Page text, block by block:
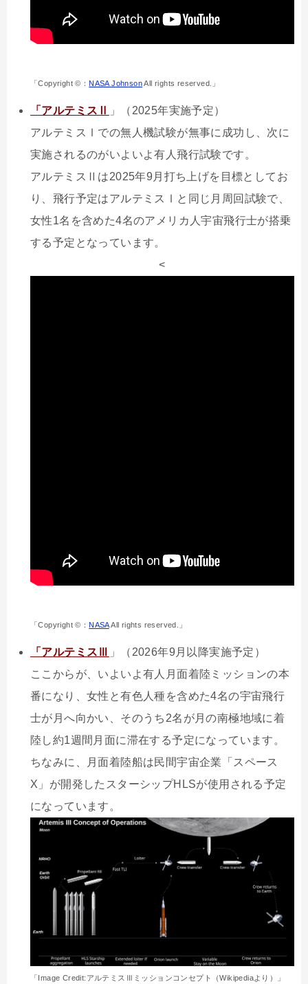
「Copyright ©：NASA JohnsonAll rights reserved.」
「アルテミスⅡ
」（2025年実施予定）
アルテミスⅠでの無人機試験が無事に成功し、次に
実施されるのがいよいよ有人飛行試験です。
アルテミスⅡは2025年9月打ち上げを目標としてお
り、飛行予定はアルテミスⅠと同じ月周回試験で、
女性1名を含めた4名のアメリカ人宇宙飛行士が搭乗
する予定となっています。
<
「Copyright ©：NASAAll rights reserved.」
「アルテミスⅢ
」（2026年9月以降実施予定）
ここからが、いよいよ有人月面着陸ミッションの本
番になり、女性と有色人種を含めた4名の宇宙飛行
士が月へ向かい、そのうち2名が月の南極地域に着
陸し約1週間月面に滞在する予定になっています。
ちなみに、月面着陸船は民間宇宙企業「スペース
X」が開発したスターシップHLSが使用される予定
になっています。
「Image Credit:アルテミスⅢミッションコンセプト（Wikipediaより）」